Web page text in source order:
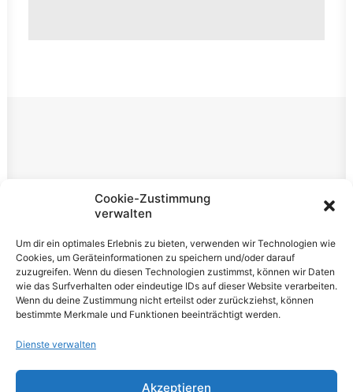
Cookie-Zustimmung
verwalten
Um dir ein optimales Erlebnis zu bieten, verwenden wir Technologien wie
Cookies, um Geräteinformationen zu speichern und/oder darauf
zuzugreifen. Wenn du diesen Technologien zustimmst, können wir Daten
wie das Surfverhalten oder eindeutige IDs auf dieser Website verarbeiten.
Wenn du deine Zustimmung nicht erteilst oder zurückziehst, können
bestimmte Merkmale und Funktionen beeinträchtigt werden.
Dienste verwalten
Akzeptieren
Rechtliches
Datenschutzerklärung
Cookie-Richtlinie (EU)